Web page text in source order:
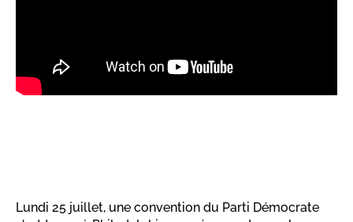
Lundi 25 juillet, une convention du Parti Démocrate